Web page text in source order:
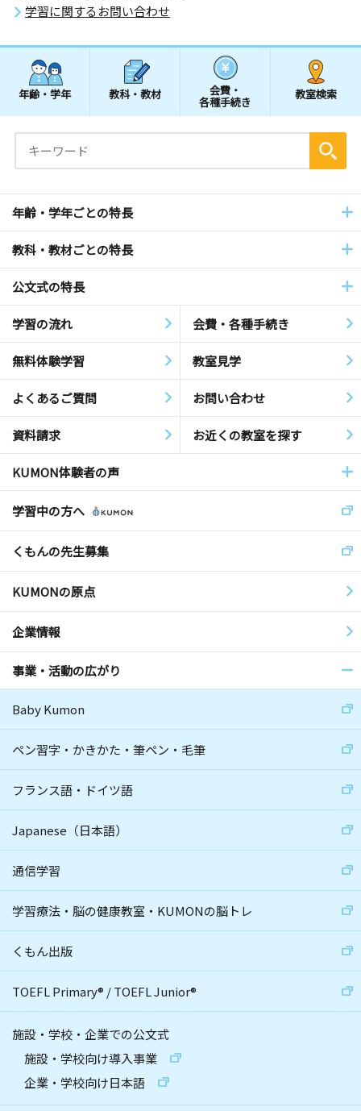
学習に関するお問い合わせ
年齢・学年 教科・教材 会費・
各種手続き
教室検索
年齢・学年ごとの特長
教科・教材ごとの特長
公文式の特長
学習の流れ 会費・各種手続き
無料体験学習 教室見学
よくあるご質問 お問い合わせ
資料請求 お近くの教室を探す
KUMON体験者の声
学習中の方へ
くもんの先生募集
KUMONの原点
企業情報
事業・活動の広がり
Baby Kumon
ペン習字・かきかた・筆ペン・毛筆
フランス語・ドイツ語
Japanese（日本語）
通信学習
学習療法・脳の健康教室・KUMONの脳トレ
くもん出版
TOEFL Primary® /TOEFL Junior®
施設・学校・企業での公文式
施設・学校向け導入事業
企業・学校向け日本語